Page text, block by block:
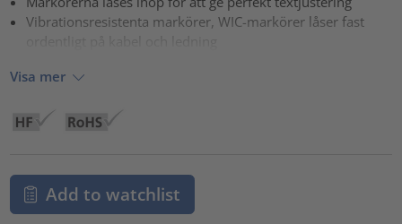
Vibrationsresistenta markörer, WIC-markörer låser fast
Visa mer
Add to watchlist